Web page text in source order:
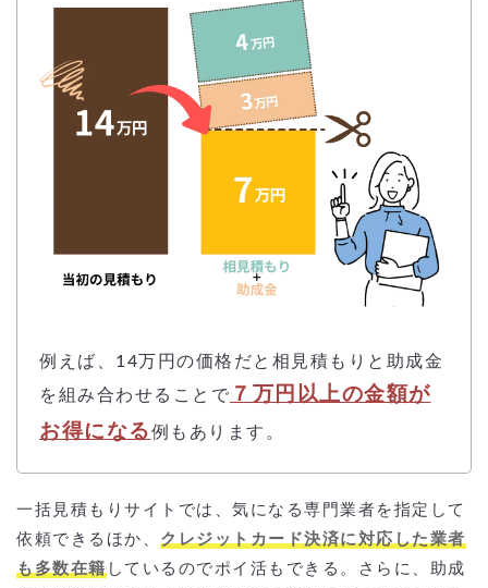
例えば、14万円の価格だと相見積もりと助成金
を組み合わせることで ７万円以上の金額が
お得になる例もあります。
一括見積もりサイトでは、気になる専門業者を指定して
依頼できるほか、 クレジットカード決済に対応した業者
も多数在籍 しているのでポイ活もできる。さらに、助成